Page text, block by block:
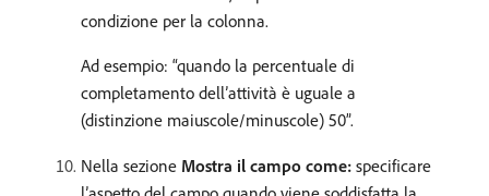
condizione per la colonna.
Ad esempio: “quando la percentuale di
completamento dell’attività è uguale a
(distinzione maiuscole/minuscole) 50”.
Nella sezione Mostra il campo come: specificare